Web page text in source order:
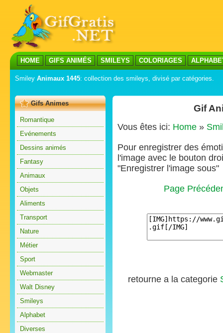
HOME GIFS ANIMÉS SMILEYS COLORIAGES
Smiley Animaux 1445: collection des smileys, divisé par catégories.
Gifs Animes
Romantique
Evénements
Dessins animés
Fantasy
Animaux
Objets
Aliments
Transport
Nature
Métier
Sport
Webmaster
Walt Disney
Smileys
Alphabet
Diverses
Gif
Vous êtes ici: Home »
Pour enregistrer des
l'image avec le bouton
"Enregistrer l'image sous"
Page
retourne a la categorie